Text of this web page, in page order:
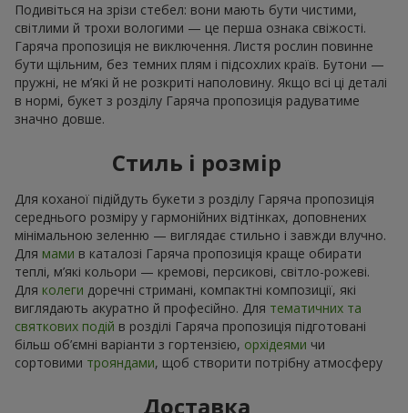
Подивіться на зрізи стебел: вони мають бути чистими,
світлими й трохи вологими — це перша ознака свіжості.
Гаряча пропозиція не виключення. Листя рослин повинне
бути щільним, без темних плям і підсохлих країв. Бутони —
пружні, не м’які й не розкриті наполовину. Якщо всі ці деталі
в нормі, букет з розділу Гаряча пропозиція радуватиме
значно довше.
Стиль і розмір
Для коханої підійдуть букети з розділу Гаряча пропозиція
середнього розміру у гармонійних відтінках, доповнених
мінімальною зеленню — виглядає стильно і завжди влучно.
Для мами в каталозі Гаряча пропозиція краще обирати
теплі, м’які кольори — кремові, персикові, світло-рожеві.
Для колеги доречні стримані, компактні композиції, які
виглядають акуратно й професійно. Для тематичних та
святкових подій в розділі Гаряча пропозиція підготовані
більш об’ємні варіанти з гортензією, орхідеями чи
сортовими трояндами, щоб створити потрібну атмосферу
Доставка